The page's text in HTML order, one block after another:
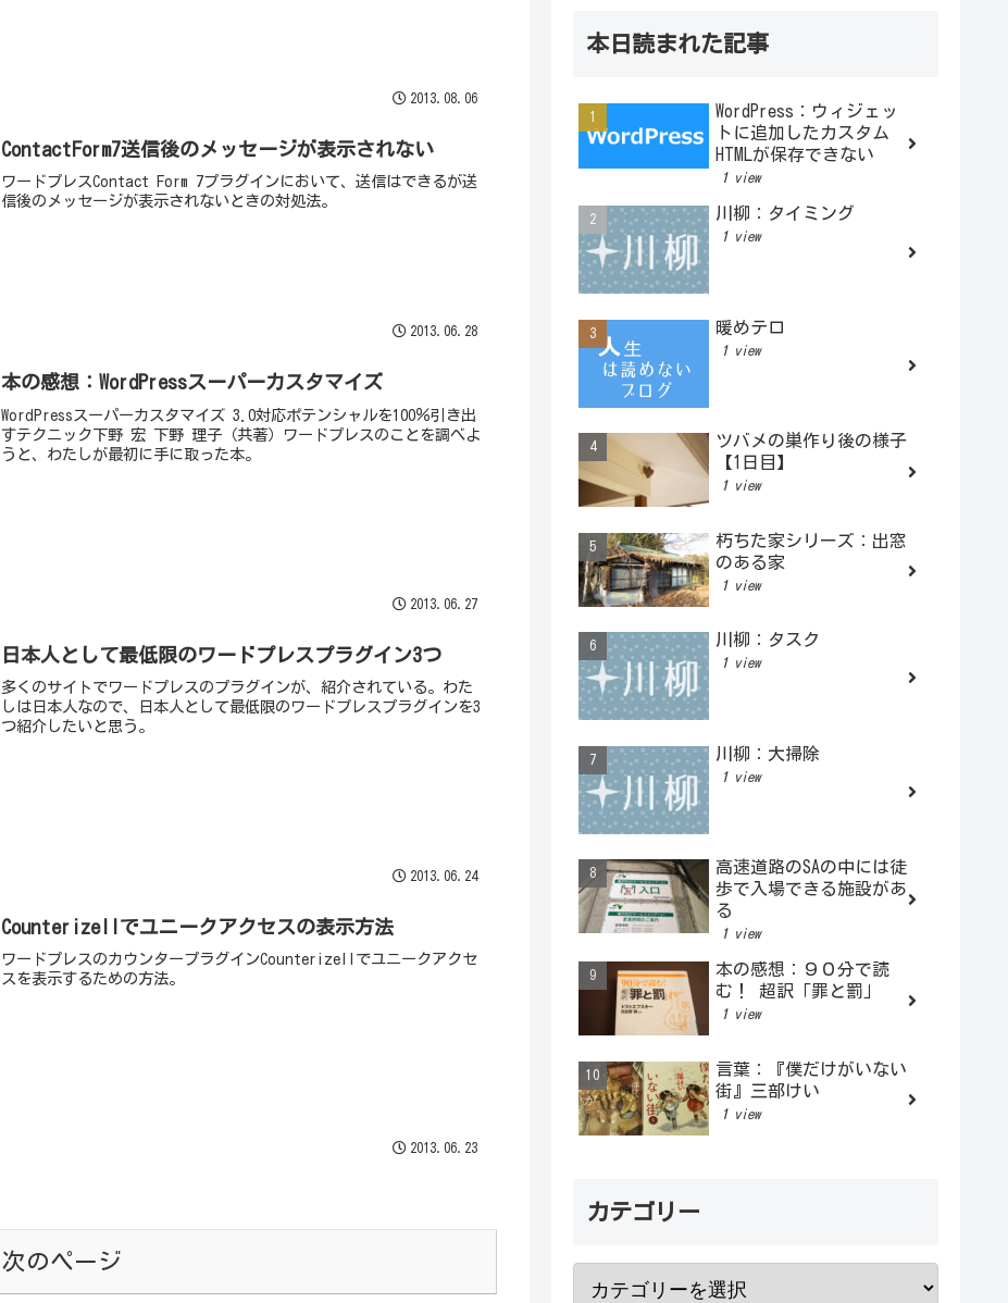
2013.08.06
ContactForm7送信後のメッセージが表示されない
ワードプレスContact Form 7プラグインにおいて、送信はできるが送
信後のメッセージが表示されないときの対処法。
2013.06.28
本の感想：WordPressスーパーカスタマイズ
WordPressスーパーカスタマイズ 3.0対応ポテンシャルを100％引き出
すテクニック下野 宏 下野 理子（共著）ワードプレスのことを調べよ
うと、わたしが最初に手に取った本。
2013.06.27
日本人として最低限のワードプレスプラグイン3つ
多くのサイトでワードプレスのプラグインが、紹介されている。わた
しは日本人なので、日本人として最低限のワードプレスプラグインを3
つ紹介したいと思う。
2013.06.24
CounterizeIIでユニークアクセスの表示方法
ワードプレスのカウンタープラグインCounterizeIIでユニークアクセ
スを表示するための方法。
2013.06.23
次のページ
本日読まれた記事
WordPress：ウィジェッ
トに追加したカスタム
HTMLが保存できない
1 view
川柳：タイミング
1 view
暖めテロ
1 view
ツバメの巣作り後の様子
【1日目】
1 view
朽ちた家シリーズ：出窓
のある家
1 view
川柳：タスク
1 view
川柳：大掃除
1 view
高速道路のSAの中には徒
歩で入場できる施設があ
る
1 view
本の感想：９０分で読
む！ 超訳「罪と罰」
1 view
言葉：『僕だけがいない
街』三部けい
1 view
カテゴリー